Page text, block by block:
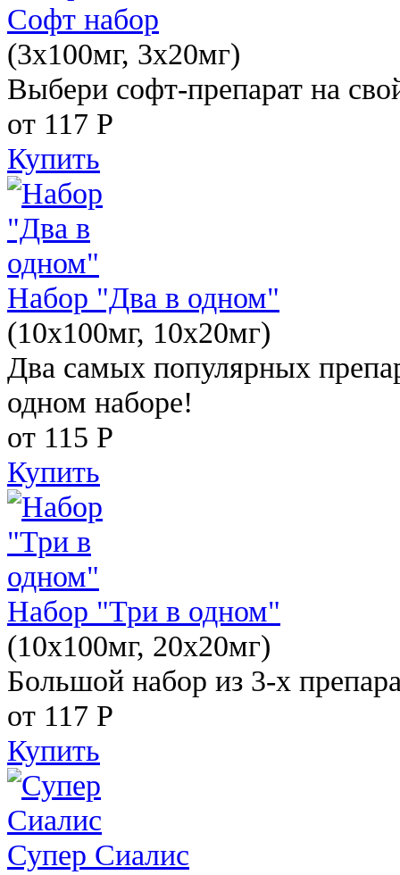
Софт набор
(3x100мг, 3x20мг)
Выбери софт-препарат на
от 117 Р
Купить
Набор "Два в одном"
(10x100мг, 10x20мг)
Два самых популярных
одном наборе!
от 115 Р
Купить
Набор "Три в одном"
(10x100мг, 20x20мг)
Большой набор из 3-х
от 117 Р
Купить
Супер Сиалис